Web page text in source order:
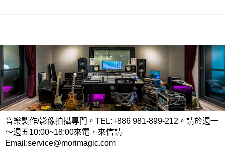
音樂製作/影像拍攝專門。TEL:+886 981-899-212。請於週一
～週五10:00~18:00來電，來信請
Email:service@morimagic.com